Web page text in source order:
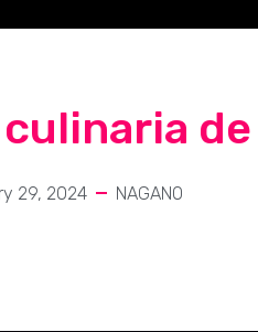
29, 2024 NAGANO